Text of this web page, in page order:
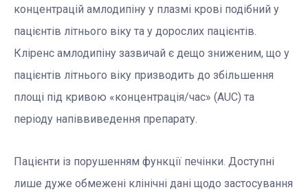
концентрацій амлодипіну у плазмі крові подібний у
пацієнтів літнього віку та у дорослих пацієнтів.
Кліренс амлодипіну зазвичай є дещо зниженим, що у
пацієнтів літнього віку призводить до збільшення
площі під кривою «концентрація/час» (AUC) та
періоду напіввиведення препарату.
Пацієнти із порушенням функції печінки. Доступні
лише дуже обмежені клінічні дані щодо застосування